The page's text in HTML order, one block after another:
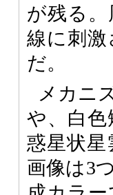
が残る
線に刺
だ。
メカニ
や、白
惑星状
画像は3